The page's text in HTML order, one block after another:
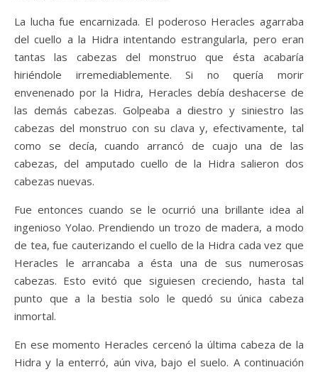
La lucha fue encarnizada. El poderoso Heracles agarraba
del cuello a la Hidra intentando estrangularla, pero eran
tantas las cabezas del monstruo que ésta acabaría
hiriéndole irremediablemente. Si no quería morir
envenenado por la Hidra, Heracles debía deshacerse de
las demás cabezas. Golpeaba a diestro y siniestro las
cabezas del monstruo con su clava y, efectivamente, tal
como se decía, cuando arrancó de cuajo una de las
cabezas, del amputado cuello de la Hidra salieron dos
cabezas nuevas.
Fue entonces cuando se le ocurrió una brillante idea al
ingenioso Yolao. Prendiendo un trozo de madera, a modo
de tea, fue cauterizando el cuello de la Hidra cada vez que
Heracles le arrancaba a ésta una de sus numerosas
cabezas. Esto evitó que siguiesen creciendo, hasta tal
punto que a la bestia solo le quedó su única cabeza
inmortal.
En ese momento Heracles cercenó la última cabeza de la
Hidra y la enterró, aún viva, bajo el suelo. A continuación